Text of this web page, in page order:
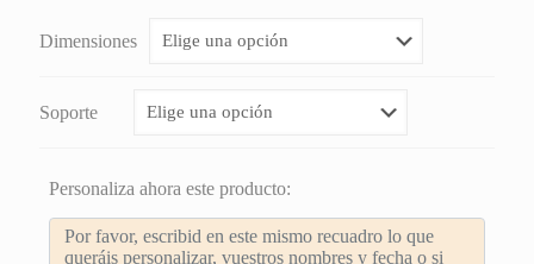
precios:
2,50€
11,50€
Dimensiones
Soporte
Personaliza ahora este producto: